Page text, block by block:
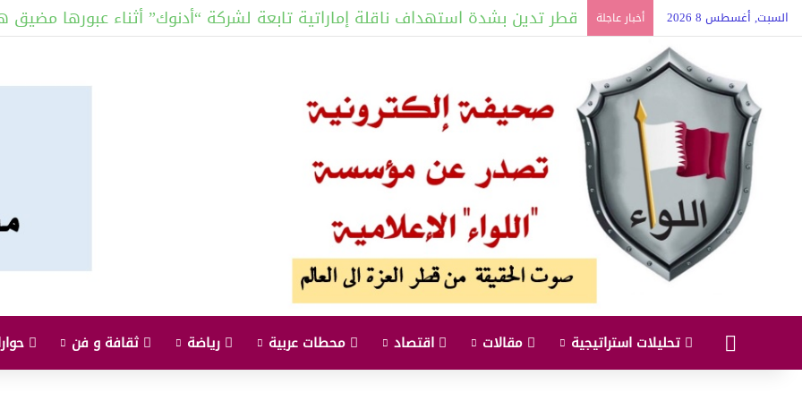
السبت, أغسطس 8 2026 أخبار عاجلة فتح باب التسجيل للالتحاق بالجهات العسكرية لحملة شهادة الثانوية العامة أو ما
البداية تحليلات استراتيجية مقالات اقتصاد محطات عربية رياضة ثقافة و فن